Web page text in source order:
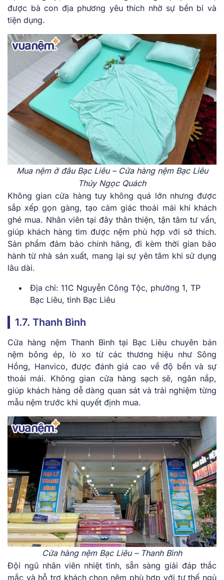
được bà con địa phương yêu thích nhờ sự bền bỉ và
tiện dụng.
Mua nệm ở đâu Bạc Liêu – Cửa hàng nệm Bạc Liêu
Thúy Ngọc Quách
Không gian cửa hàng tuy không quá lớn nhưng được
sắp xếp gọn gàng, tạo cảm giác thoải mái khi khách
ghé mua. Nhân viên tại đây thân thiện, tận tâm tư vấn,
giúp khách hàng tìm được nệm phù hợp với sở thích.
Sản phẩm đảm bảo chính hãng, đi kèm thời gian bảo
hành từ nhà sản xuất, mang lại sự yên tâm khi sử dụng
lâu dài.
Địa chỉ: 11C Nguyễn Công Tộc, phường 1, TP
Bạc Liêu, tỉnh Bạc Liêu
1.7. Thanh Bình
Cửa hàng nệm Thanh Bình tại Bạc Liêu chuyên bán
nệm bông ép, lò xo từ các thương hiệu như Sông
Hồng, Hanvico, được đánh giá cao về độ bền và sự
thoải mái. Không gian cửa hàng sạch sẽ, ngăn nắp,
giúp khách hàng dễ dàng quan sát và trải nghiệm từng
mẫu nệm trước khi quyết định mua.
Cửa hàng nệm Bạc Liêu – Thanh Bình
Đội ngũ nhân viên nhiệt tình, sẵn sàng giải đáp thắc
mắc và hỗ trợ khách chọn nệm phù hợp với tư thế ngủ